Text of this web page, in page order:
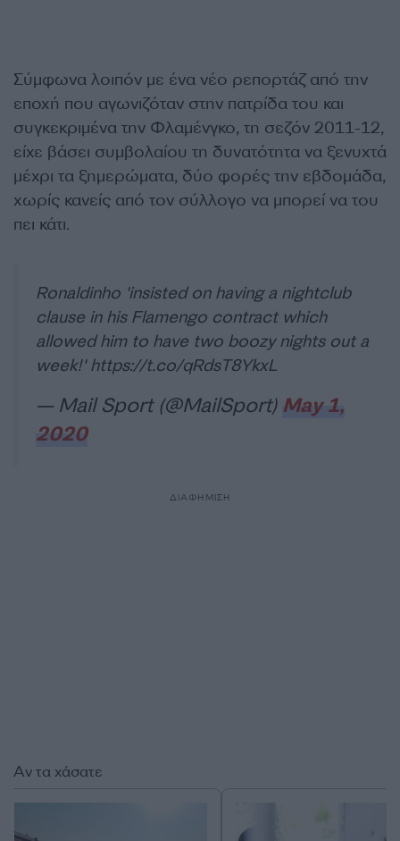
Σύμφωνα λοιπόν με ένα νέο ρεπορτάζ από την
εποχή που αγωνιζόταν στην πατρίδα του και
συγκεκριμένα την Φλαμένγκο, τη σεζόν 2011-12,
είχε βάσει συμβολαίου τη δυνατότητα να ξενυχτά
μέχρι τα ξημερώματα, δύο φορές την εβδομάδα,
χωρίς κανείς από τον σύλλογο να μπορεί να του
πει κάτι.
Ronaldinho 'insisted on having a nightclub
clause in his Flamengo contract which
allowed him to have two boozy nights out a
week!'https://t.co/qRdsT8YkxL
— Mail Sport (@MailSport) May 1,
2020
ΔΙΑΦΗΜΙΣΗ
Αν τα χάσατε